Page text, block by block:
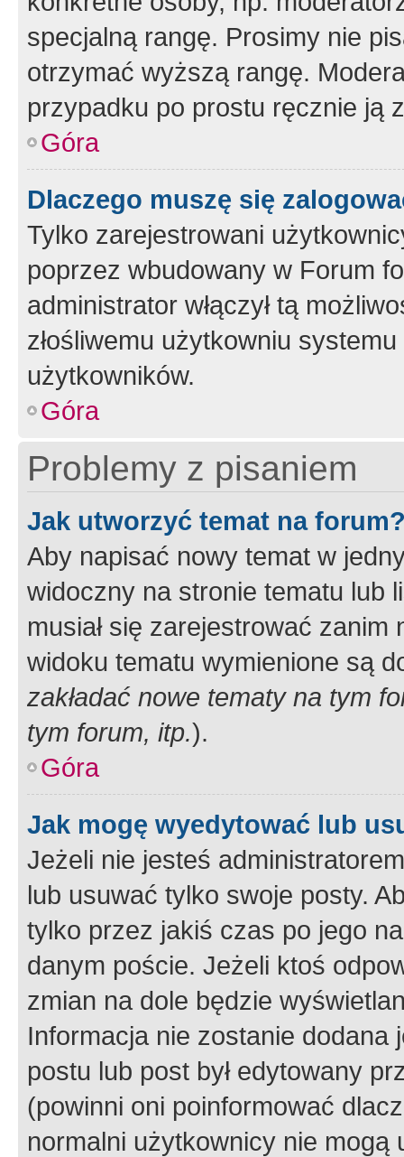
specjalną rangę. Prosimy nie
otrzymać wyższą rangę.
przypadku po prostu ręcznie ją
Góra
Dlaczego muszę się
Tylko zarejestrowani
poprzez wbudowany w Forum
administrator włączył tą
złośliwemu użytkowniu
użytkowników.
Góra
Problemy z pisaniem
Jak utworzyć temat na
Aby napisać nowy temat w
widoczny na stronie tematu lub
musiał się zarejestrować
widoku tematu wymienione są
zakładać nowe tematy na tym
tym forum, itp.).
Góra
Jak mogę wyedytować lub
Jeżeli nie jesteś
lub usuwać tylko swoje posty.
tylko przez jakiś czas po jego
danym poście. Jeżeli ktoś
zmian na dole będzie
Informacja nie zostanie dodana
postu lub post był edytowany
(powinni oni poinformować
normalni użytkownicy nie